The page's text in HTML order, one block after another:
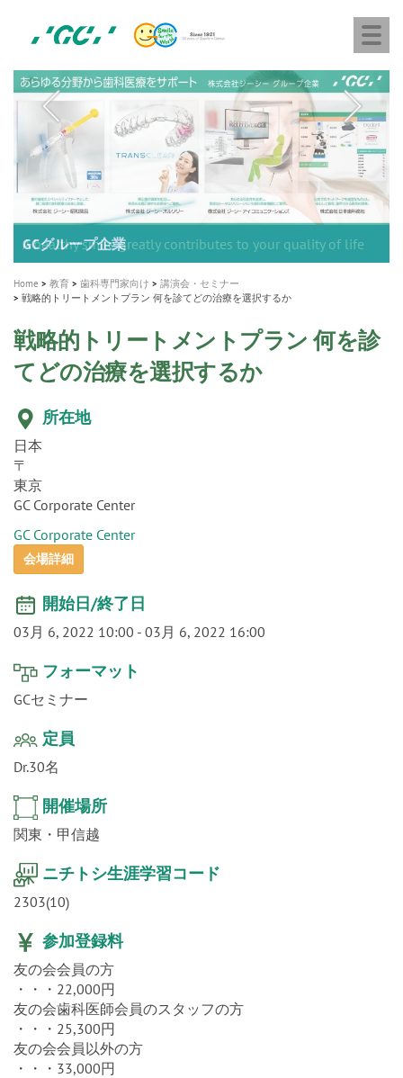
content
社
ジ
ー
シ
ー
M
A healthy smile greatly contributes to your quality of life
新発売 エバーエックス フロー
「セラスマート テクノロジーブック」公開
「イニシャル LiSi（リジ）ブロック テクノロジーブッ
ク」公開
歯を内部まで白くする
新製品 イオム ナゴミ for DH
専用サイトはこちら
新製品バキュクレーブ 118 / 318 Prime
製品の詳細情報はこちら
インプラント Aadva®
GCグループ企業
Home 教育 歯科専門家向け
講演会・セミナー
戦略的トリートメントプラン 何を診てどの治療を選択するか
戦略的トリートメントプラン 何を診
てどの治療を選択するか
所在地
日本
〒
東京
GC Corporate Center
GC Corporate Center
会場詳細
開始日/終了日
03月 6, 2022 10:00 - 03月 6, 2022 16:00
フォーマット
GCセミナー
定員
Dr.30名
開催場所
関東・甲信越
ニチトシ生涯学習コード
2303(10)
参加登録料
友の会会員の方
・・・22,000円
友の会歯科医師会員のスタッフの方
・・・25,300円
友の会会員以外の方
・・・33,000円